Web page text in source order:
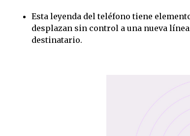
Esta leyenda del teléfono tiene
desplazan sin control a una nueva
destinatario.